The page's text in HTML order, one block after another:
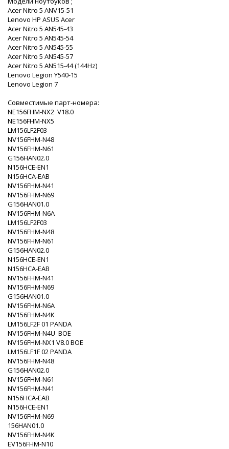
Acer Nitro 5 ANV15-51
Lenovo HP ASUS Acer
Acer Nitro 5 AN545-43
Acer Nitro 5 AN545-54
Acer Nitro 5 AN545-55
Acer Nitro 5 AN545-57
Acer Nitro 5 AN515-44 (144Hz)
Lenovo Legion Y540-15
Lenovo Legion 7
Совместимые парт-номера:
NE156FHM-NX2 V18.0
NE156FHM-NX5
LM156LF2F03
NV156FHM-N48
NV156FHM-N61
G156HAN02.0
N156HCE-EN1
N156HCA-EAB
NV156FHM-N41
NV156FHM-N69
G156HAN01.0
NV156FHM-N6A
LM156LF2F03
NV156FHM-N48
NV156FHM-N61
G156HAN02.0
N156HCE-EN1
N156HCA-EAB
NV156FHM-N41
NV156FHM-N69
G156HAN01.0
NV156FHM-N6A
NV156FHM-N4K
LM156LF2F 01 PANDA
NV156FHM-N4U BOE
NV156FHM-NX1 V8.0 BOE
LM156LF1F 02 PANDA
NV156FHM-N48
G156HAN02.0
NV156FHM-N61
NV156FHM-N41
N156HCA-EAB
N156HCE-EN1
NV156FHM-N69
156HAN01.0
NV156FHM-N4K
EV156FHM-N10